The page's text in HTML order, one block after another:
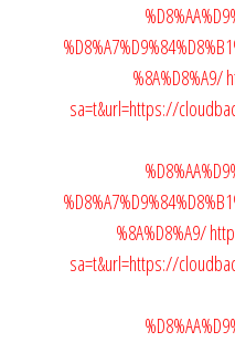
%8A%D8%A9/
sa=t&url=https://
%8A%D8%A9/
sa=t&url=https://